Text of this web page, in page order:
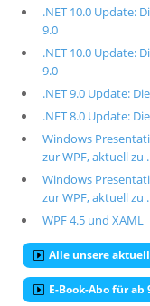
.NET 10.0 Update:
9.0
.NET 10.0 Update:
9.0
.NET 9.0 Update:
.NET 8.0 Update:
Windows
zur WPF, aktuell zu
Windows
zur WPF, aktuell zu
WPF 4.5 und XAML
Alle unsere
E-Book-Abo für ab